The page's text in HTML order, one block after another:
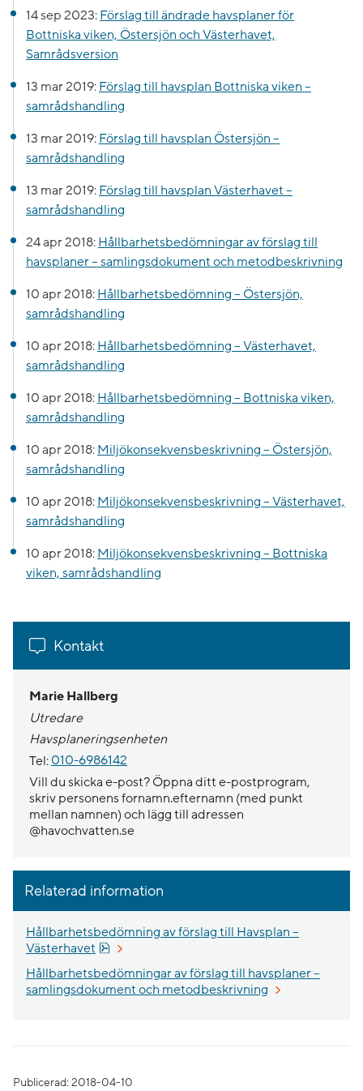
14 sep 2023: Förslag till ändrade havsplaner för
Bottniska viken, Östersjön och Västerhavet,
Samrådsversion
13 mar 2019: Förslag till havsplan Bottniska viken –
samrådshandling
13 mar 2019: Förslag till havsplan Östersjön –
samrådshandling
13 mar 2019: Förslag till havsplan Västerhavet –
samrådshandling
24 apr 2018: Hållbarhetsbedömningar av förslag till
havsplaner – samlingsdokument och metodbeskrivning
10 apr 2018: Hållbarhetsbedömning – Östersjön,
samrådshandling
10 apr 2018: Hållbarhetsbedömning – Västerhavet,
samrådshandling
10 apr 2018: Hållbarhetsbedömning – Bottniska viken,
samrådshandling
10 apr 2018: Miljökonsekvensbeskrivning – Östersjön,
samrådshandling
10 apr 2018: Miljökonsekvensbeskrivning – Västerhavet,
samrådshandling
10 apr 2018: Miljökonsekvensbeskrivning – Bottniska
viken, samrådshandling
Kontakt
Marie Hallberg
Utredare
Havsplaneringsenheten
Tel: 010-6986142
Vill du skicka e-post? Öppna ditt e-postprogram,
skriv personens fornamn.efternamn (med punkt
mellan namnen) och lägg till adressen
@havochvatten.se
Relaterad information
Hållbarhetsbedömning av förslag till Havsplan –
Västerhavet
Pdf, 1.9 MB, öppnas i nytt fönster.
Hållbarhetsbedömningar av förslag till havsplaner –
samlingsdokument och metodbeskrivning
Publicerad: 2018-04-10